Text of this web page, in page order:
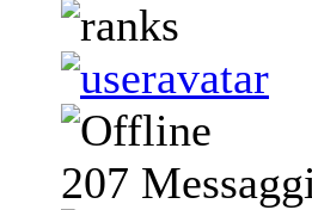
207 Messaggi